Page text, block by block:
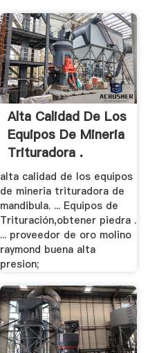
Alta Calidad De Los
Equipos De Mineria
Trituradora .
alta calidad de los equipos
de mineria trituradora de
mandibula. ... Equipos de
Trituración,obtener piedra .
... proveedor de oro molino
raymond buena alta
presion;